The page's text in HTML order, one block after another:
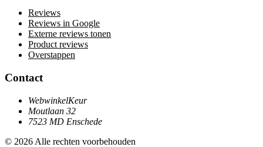
Reviews
Reviews in Google
Externe reviews tonen
Product reviews
Overstappen
Contact
WebwinkelKeur
Moutlaan 32
7523 MD Enschede
© 2026 Alle rechten voorbehouden